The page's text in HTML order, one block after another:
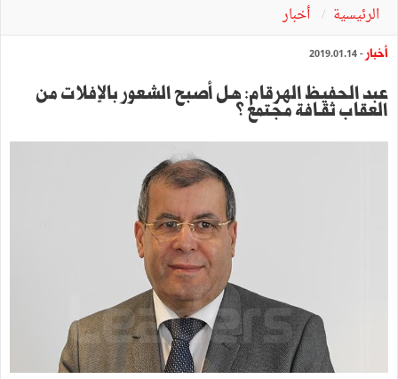
الرئيسية أخبار
أخبار - 2019.01.14
عبد الحفيظ الهرقام: هل أصبح الشعور بالإفلات من
العقاب ثقـافة مجتمع ؟